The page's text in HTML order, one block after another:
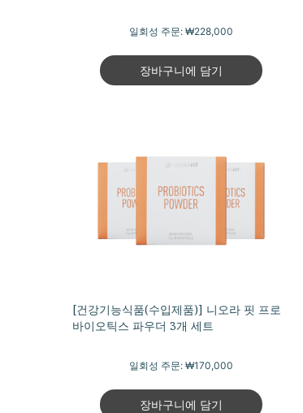
일회성 주문: ₩228,000
장바구니에 담기
[건강기능식품(수입제품)] 니오라 핏 프로
바이오틱스 파우더 3개 세트
일회성 주문: ₩170,000
장바구니에 담기